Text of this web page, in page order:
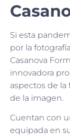
Si esta
por la
Casanova
innovadora
aspectos de la
de la imagen.
Cuentan con
equipada en